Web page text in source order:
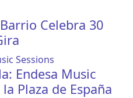
Celebra 30
Endesa Music
Plaza de España